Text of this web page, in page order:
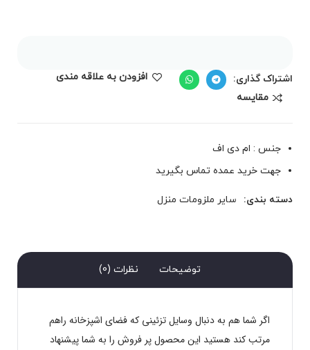
اشتراک گذاری:
افزودن به علاقه مندی
مقايسه
جنس : ام دی اف
جهت خرید عمده تماس بگیرید
دسته بندی: سایر ملزومات منزل
توضیحات نظرات (0)
اگر شما هم به دنبال وسایل تزئینی که فضای اشپزخانه راهم
مرتب کند هستید این محصول پر فروش را به شما پیشنهاد